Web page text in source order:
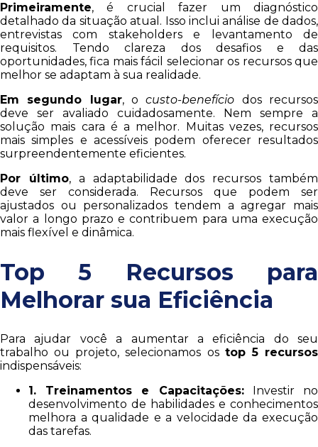
Primeiramente, é crucial fazer um diagnóstico
detalhado da situação atual. Isso inclui análise de dados,
entrevistas com stakeholders e levantamento de
requisitos. Tendo clareza dos desafios e das
oportunidades, fica mais fácil selecionar os recursos que
melhor se adaptam à sua realidade.
Em segundo lugar, ocusto-benefício dos recursos
deve ser avaliado cuidadosamente. Nem sempre a
solução mais cara é a melhor. Muitas vezes, recursos
mais simples e acessíveis podem oferecer resultados
surpreendentemente eficientes.
Por último, a adaptabilidade dos recursos também
deve ser considerada. Recursos que podem ser
ajustados ou personalizados tendem a agregar mais
valor a longo prazo e contribuem para uma execução
mais flexível e dinâmica.
Top 5 Recursos para
Melhorar sua Eficiência
Para ajudar você a aumentar a eficiência do seu
trabalho ou projeto, selecionamos os top 5 recursos
indispensáveis:
1. Treinamentos e Capacitações:Investir no
desenvolvimento de habilidades e conhecimentos
melhora a qualidade e a velocidade da execução
das tarefas.